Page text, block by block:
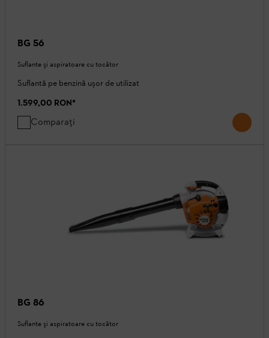
BG 56
Suflante şi aspiratoare cu tocător
Suflantă pe benzină ușor de utilizat
1.599,00 RON*
Comparați
BG 86
Suflante şi aspiratoare cu tocător